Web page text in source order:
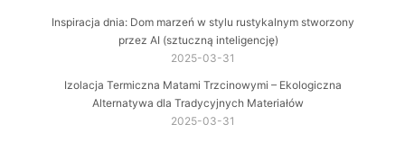
Inspiracja dnia: Dom marzeń w stylu rustykalnym stworzony
przez AI (sztuczną inteligencję)
2025-03-31
Izolacja Termiczna Matami Trzcinowymi – Ekologiczna
Alternatywa dla Tradycyjnych Materiałów
2025-03-31